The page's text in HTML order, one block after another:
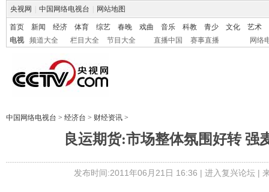
央视网 中国网络电视台 网站地图
首页 新闻 经济 体育 综艺 春晚 戏曲 音乐 科教 青少 文化
艺术
电视
频道大全 栏目大全 节目大全 直播中国 赛事直播 网络
中国网络电视台 > 经济台 > 财经资讯 >
良运期货:市场整体氛围好转 强
发布时间:2011年06月21日 16:36 | 进入复兴论坛|